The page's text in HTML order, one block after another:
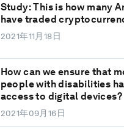
Study: This is how many
have traded
2021年11月18日
How can we ensure that
people with disabilities
access to digital devices?
2021年09月16日